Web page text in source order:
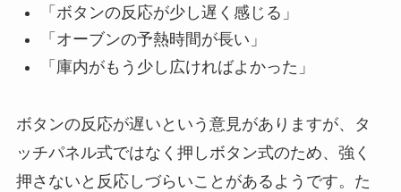
「ボタンの反応が少し遅く感じる」
「オーブンの予熱時間が長い」
「庫内がもう少し広ければよかった」
ボタンの反応が遅いという意見がありますが、タ
ッチパネル式ではなく押しボタン式のため、強く
押さないと反応しづらいことがあるようです。た